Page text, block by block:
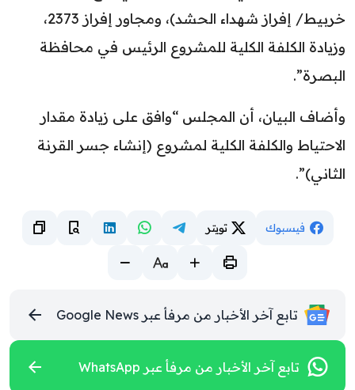
خربيط/ إفراز شهداء الحشد)، ومجاور إفراز 2373،
وزيادة الكلفة الكلية للمشروع الرئيس في محافظة
البصرة”.
وأضاف البيان، أن المجلس “وافق على زيادة مقدار
الاحتياط والكلفة الكلية لمشروع (إنشاء جسر القرنة
الثاني)”.
فيسبوك تويتر
تابع آخر الأخبار من مرفأ عبر Google News
تابع آخر الأخبار من مرفأ عبر WhatsApp